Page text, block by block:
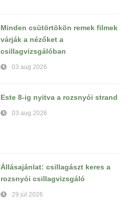
Minden csütörtökön remek filmek
várják a nézőket a
csillagvizsgálóban
03 aug 2026
Este 8-ig nyitva a rozsnyói strand
03 aug 2026
Állásajánlat: csillagászt keres a
rozsnyói csillagvizsgáló
29 júl 2026